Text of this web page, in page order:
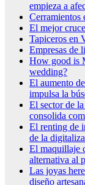
empieza a
Cerramientos
El mejor
Tapiceros en
Empresas de
How good is
wedding?
El aumento
impulsa la
El sector de
consolida
El renting de
de la
El maquillaje
alternativa al
Las joyas
diseño